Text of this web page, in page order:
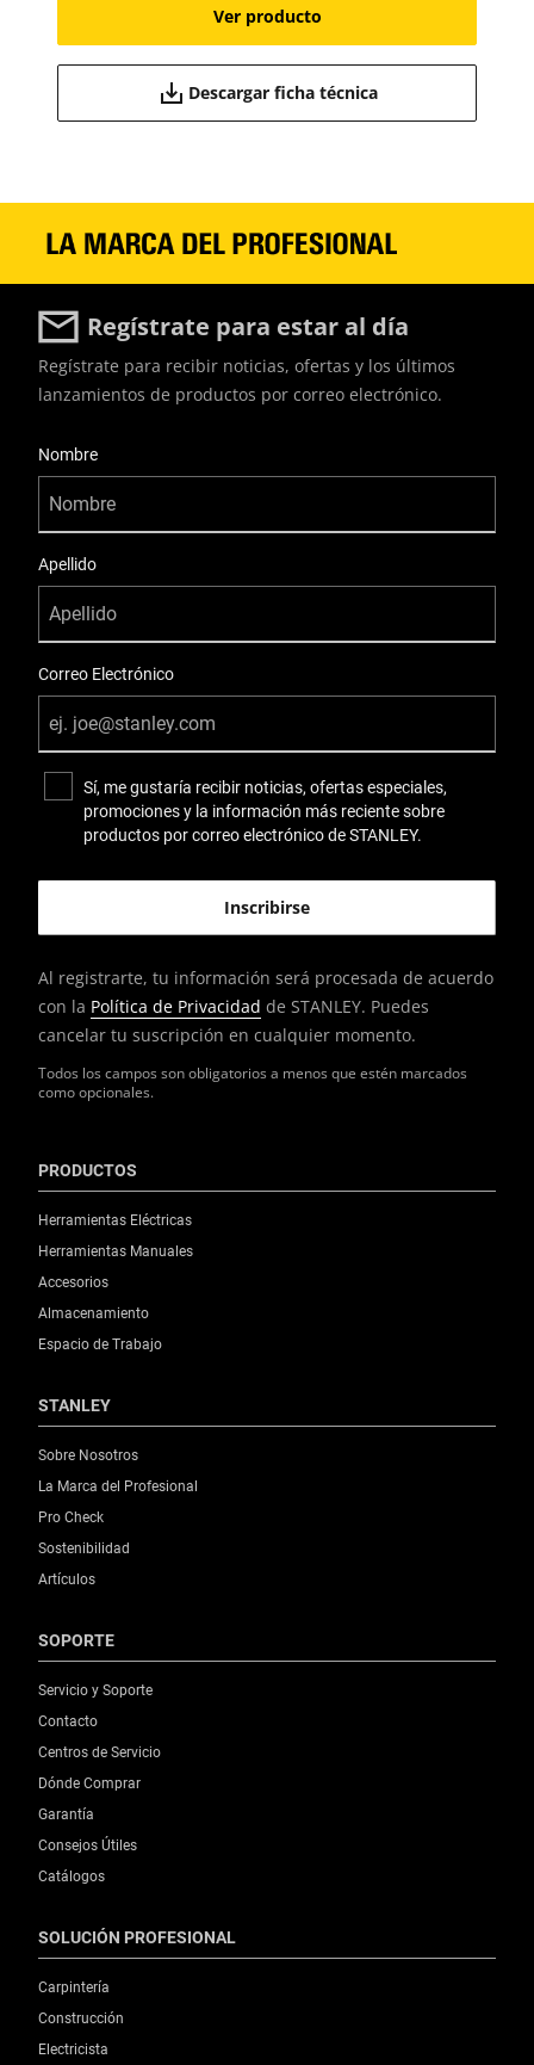
Ver producto
Descargar ficha técnica
Regístrate para estar al día
Todos los campos son obligatorios a menos que estén marcados
como opcionales.
Regístrate para recibir noticias, ofertas y los últimos
lanzamientos de productos por correo electrónico.
Nombre
Apellido
Correo Electrónico
Sí, me gustaría recibir noticias, ofertas especiales,
promociones y la información más reciente sobre
productos por correo electrónico de STANLEY.
Al registrarte, tu información será procesada de acuerdo
con la Política de Privacidad de STANLEY. Puedes
cancelar tu suscripción en cualquier momento.
PRODUCTOS
Herramientas Eléctricas
Herramientas Manuales
Accesorios
Almacenamiento
Espacio de Trabajo
STANLEY
Sobre Nosotros
La Marca del Profesional
Pro Check
Sostenibilidad
Artículos
SOPORTE
Servicio y Soporte
Contacto
Centros de Servicio
Dónde Comprar
Garantía
Consejos Útiles
Catálogos
SOLUCIÓN PROFESIONAL
Carpintería
Construcción
Electricista